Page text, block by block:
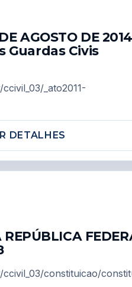
AGOSTO DE
Guardas Civis
_ato2011-
DETALHES
constituicao/